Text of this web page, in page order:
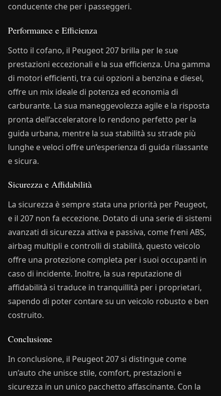
conducente che per i passeggeri.
Performance e Efficienza
Sotto il cofano, il Peugeot 207 brilla per le sue
prestazioni eccezionali e la sua efficienza. Una gamma
di motori efficienti, tra cui opzioni a benzina e diesel,
offre un mix ideale di potenza ed economia di
carburante. La sua maneggevolezza agile e la risposta
pronta dell’acceleratore lo rendono perfetto per la
guida urbana, mentre la sua stabilità su strade più
lunghe e veloci offre un’esperienza di guida rilassante
e sicura.
Sicurezza e Affidabilità
La sicurezza è sempre stata una priorità per Peugeot,
e il 207 non fa eccezione. Dotato di una serie di sistemi
avanzati di sicurezza attiva e passiva, come freni ABS,
airbag multipli e controlli di stabilità, questo veicolo
offre una protezione completa per i suoi occupanti in
caso di incidente. Inoltre, la sua reputazione di
affidabilità si traduce in tranquillità per i proprietari,
sapendo di poter contare su un veicolo robusto e ben
costruito.
Conclusione
In conclusione, il Peugeot 207 si distingue come
un’auto che unisce stile, comfort, prestazioni e
sicurezza in un unico pacchetto affascinante. Con la